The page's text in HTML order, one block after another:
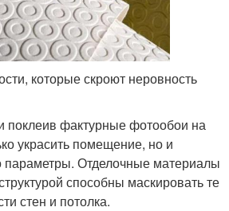
которые скроют неровность
поклеив фактурные фотообои на
украсить помещение, но и
параметры. Отделочные материалы
способны маскировать те
стен и потолка.